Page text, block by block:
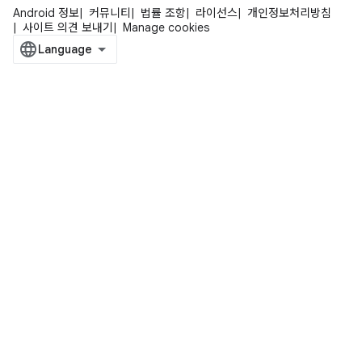
Android 정보 커뮤니티 법률 조항 라이선스
개인정보처리방침
사이트 의견 보내기
Manage cookies